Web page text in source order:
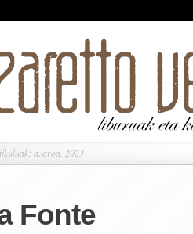
azaroa, 2023
Fonte